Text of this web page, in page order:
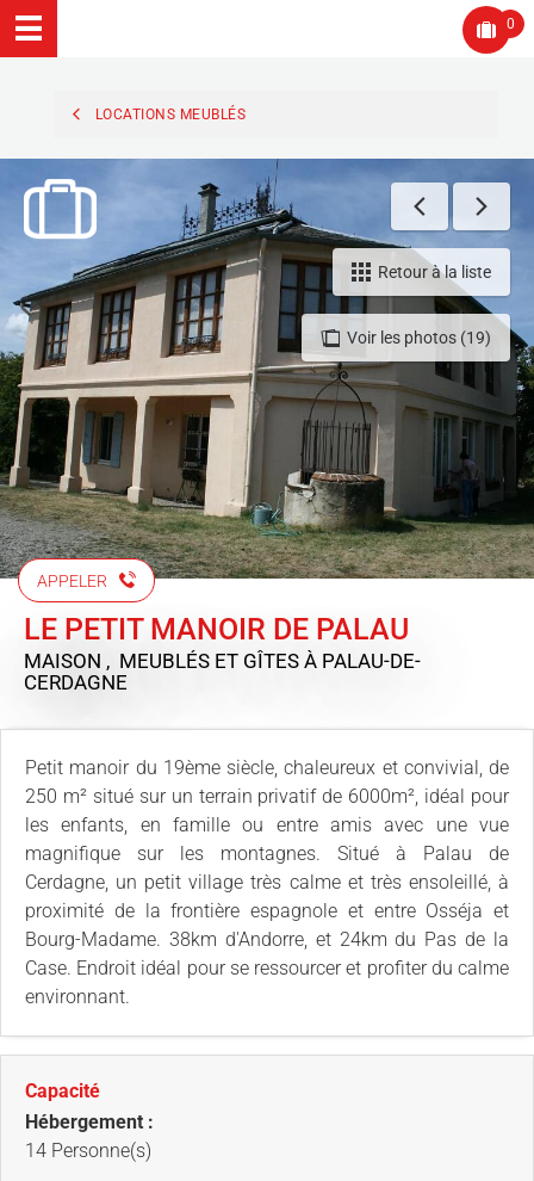
0
LOCATIONS MEUBLÉS
Voir les photos (19)
Retour à la liste
APPELER
LE PETIT MANOIR DE PALAU
MAISON , MEUBLÉS ET GÎTES À PALAU-DE-
CERDAGNE
Petit manoir du 19ème siècle, chaleureux et convivial, de
250 m² situé sur un terrain privatif de 6000m², idéal pour
les enfants, en famille ou entre amis avec une vue
magnifique sur les montagnes. Situé à Palau de
Cerdagne, un petit village très calme et très ensoleillé, à
proximité de la frontière espagnole et entre Osséja et
Bourg-Madame. 38km d'Andorre, et 24km du Pas de la
Case. Endroit idéal pour se ressourcer et profiter du calme
environnant.
Capacité
Hébergement :
14 Personne(s)